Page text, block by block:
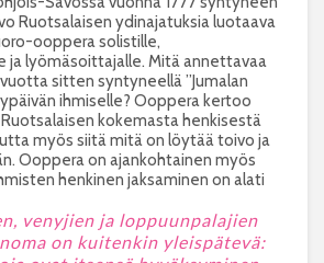
Ruotsalaisen ydinajatuksia luotaava
ooppera solistille,
ja lyömäsoittajalle. Mitä annettavaa
sitten syntyneellä ”Jumalan
ihmiselle? Ooppera kertoo
kokemasta henkisestä
myös siitä mitä on löytää toivo ja
Ooppera on ajankohtainen myös
henkinen jaksaminen on alati
venyjien ja loppuunpalajien
on kuitenkin yleispätevä: